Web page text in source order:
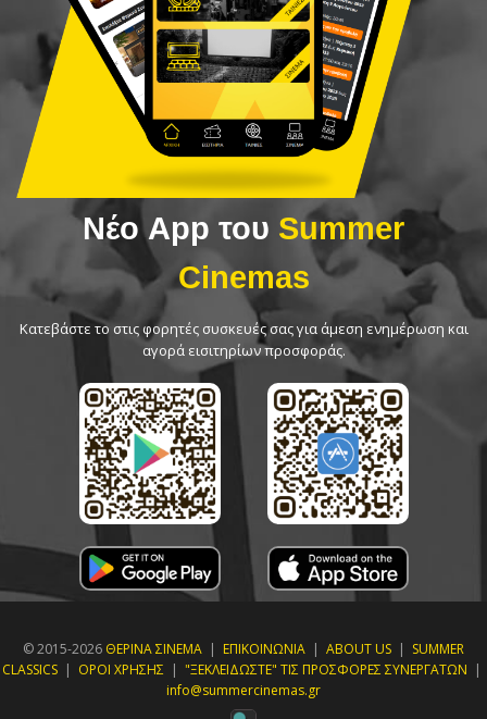
Νέο App του Summer
Cinemas
Κατεβάστε το στις φορητές συσκευές σας για άμεση ενημέρωση και
αγορά εισιτηρίων προσφοράς.
© 2015-2026 ΘΕΡΙΝΑ ΣΙΝΕΜΑ | ΕΠΙΚΟΙΝΩΝΙΑ | ABOUT US | SUMMER
CLASSICS | ΟΡΟΙ ΧΡΗΣΗΣ | "ΞΕΚΛΕΙΔΩΣΤΕ" ΤΙΣ ΠΡΟΣΦΟΡΕΣ ΣΥΝΕΡΓΑΤΩΝ |
info@summercinemas.gr